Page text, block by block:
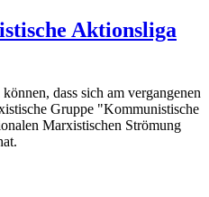
Aktionsliga
dass sich am vergangenen
Gruppe "Kommunistische
Marxistischen Strömung